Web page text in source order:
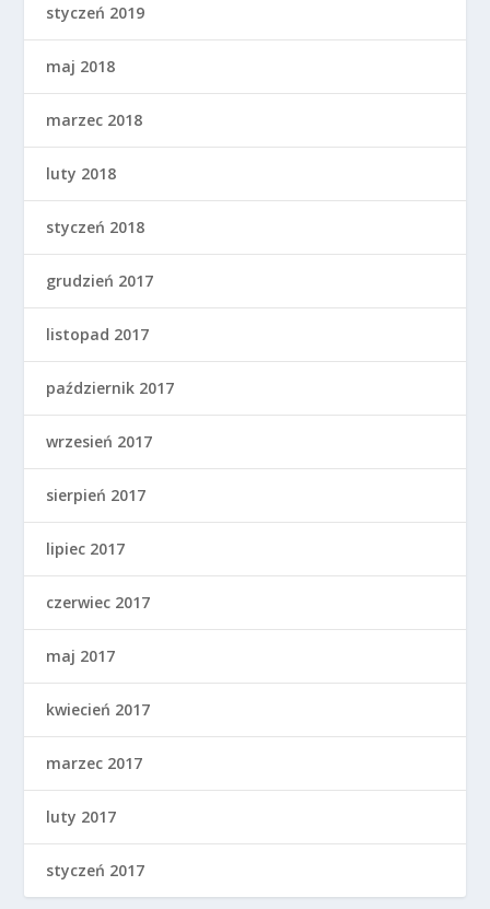
styczeń 2019
maj 2018
marzec 2018
luty 2018
styczeń 2018
grudzień 2017
listopad 2017
październik 2017
wrzesień 2017
sierpień 2017
lipiec 2017
czerwiec 2017
maj 2017
kwiecień 2017
marzec 2017
luty 2017
styczeń 2017